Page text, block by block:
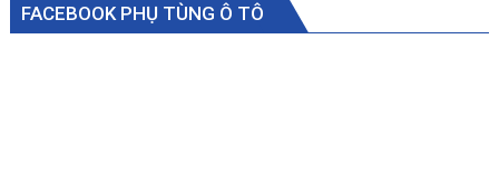
FACEBOOK PHỤ TÙNG Ô TÔ